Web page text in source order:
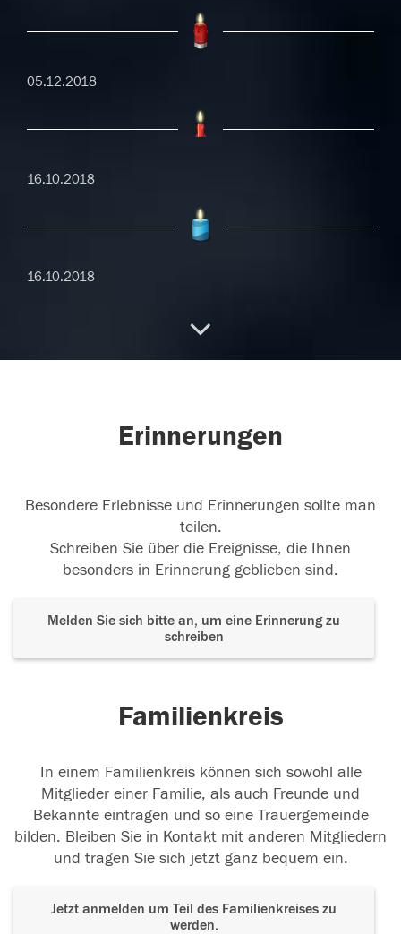
05.12.2018
16.10.2018
16.10.2018
15.10.2018
15.10.2018
Erinnerungen
Besondere Erlebnisse und Erinnerungen sollte man
teilen.
Schreiben Sie über die Ereignisse, die Ihnen
besonders in Erinnerung geblieben sind.
Melden Sie sich bitte an, um eine Erinnerung zu
schreiben
Familienkreis
In einem Familienkreis können sich sowohl alle
Mitglieder einer Familie, als auch Freunde und
Bekannte eintragen und so eine Trauergemeinde
bilden. Bleiben Sie in Kontakt mit anderen Mitgliedern
und tragen Sie sich jetzt ganz bequem ein.
Jetzt anmelden um Teil des Familienkreises zu
werden.